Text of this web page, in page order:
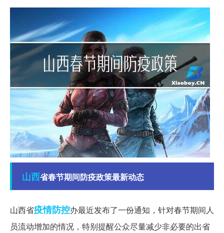
山西省春节期间防疫政策最新动态
山西省疫情防控办最近发布了一份通知，针对春节期间人
员流动增加的情况，特别提醒公众尽量减少非必要的出省